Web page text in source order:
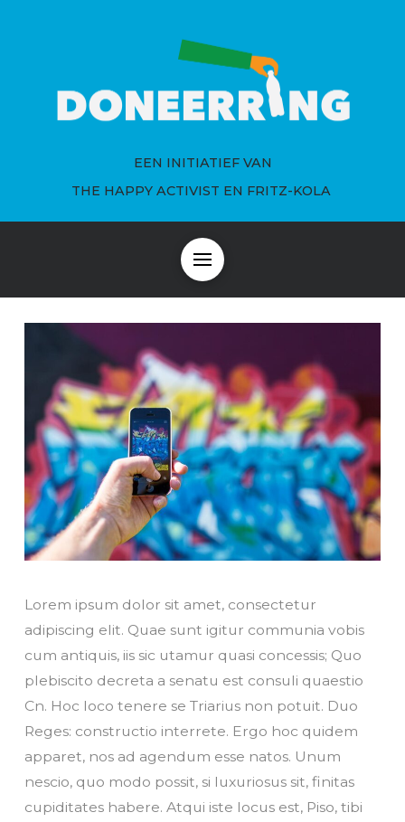
EEN INITIATIEF VAN
THE HAPPY ACTIVIST EN FRITZ-KOLA
Lorem ipsum dolor sit amet, consectetur
adipiscing elit. Quae sunt igitur communia vobis
cum antiquis, iis sic utamur quasi concessis; Quo
plebiscito decreta a senatu est consuli quaestio
Cn. Hoc loco tenere se Triarius non potuit. Duo
Reges: constructio interrete. Ergo hoc quidem
apparet, nos ad agendum esse natos. Unum
nescio, quo modo possit, si luxuriosus sit, finitas
cupiditates habere. Atqui iste locus est, Piso, tibi